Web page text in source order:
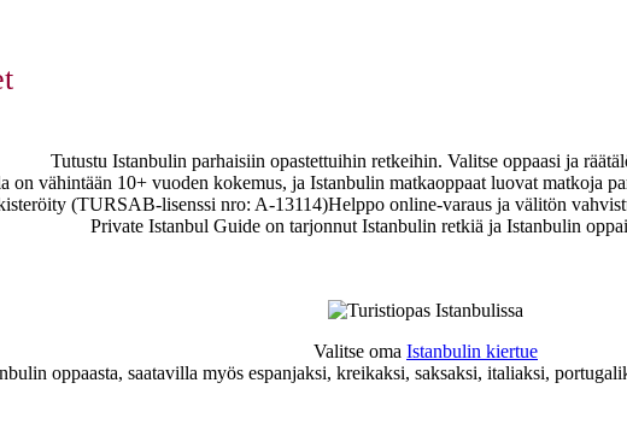
Tutustu Istanbulin parhaisiin opastettuihin retkeihin. Valitse oppaasi ja
vähintään 10+ vuoden kokemus, ja Istanbulin matkaoppaat luovat matkoja
(TURSAB-lisenssi nro: A-13114)Helppo online-varaus ja välitön
Private Istanbul Guide on tarjonnut Istanbulin retkiä ja Istanbulin
Valitse oma Istanbulin kiertue
oppaasta, saatavilla myös espanjaksi, kreikaksi, saksaksi, italiaksi,